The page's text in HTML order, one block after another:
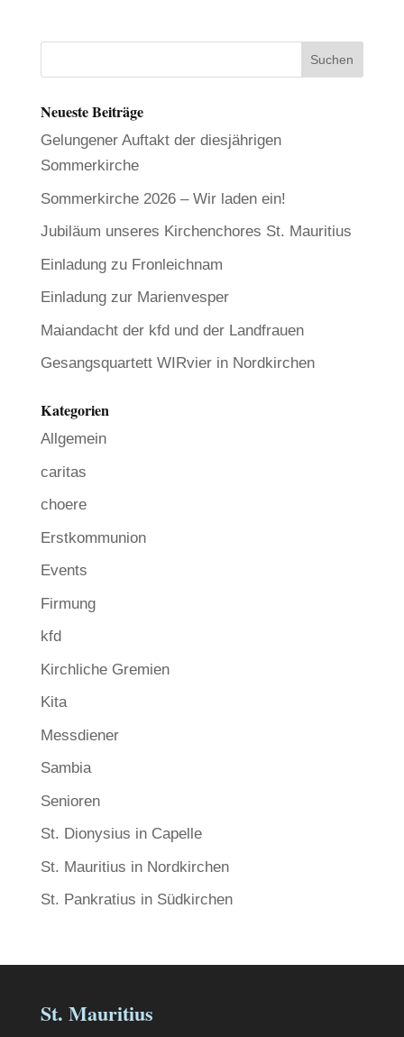
Neueste Beiträge
Gelungener Auftakt der diesjährigen
Sommerkirche
Sommerkirche 2026 – Wir laden ein!
Jubiläum unseres Kirchenchores St. Mauritius
Einladung zu Fronleichnam
Einladung zur Marienvesper
Maiandacht der kfd und der Landfrauen
Gesangsquartett WIRvier in Nordkirchen
Kategorien
Allgemein
caritas
choere
Erstkommunion
Events
Firmung
kfd
Kirchliche Gremien
Kita
Messdiener
Sambia
Senioren
St. Dionysius in Capelle
St. Mauritius in Nordkirchen
St. Pankratius in Südkirchen
St. Mauritius